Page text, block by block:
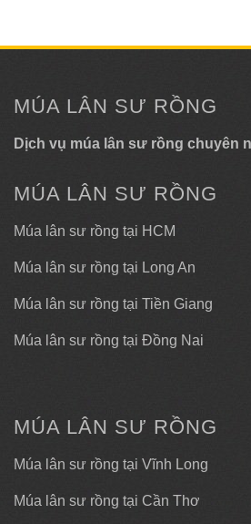
MÚA LÂN SƯ RỒNG
Dịch vụ múa lân sư rồng chuyên
MÚA LÂN SƯ RỒNG
Múa lân sư rồng tại HCM
Múa lân sư rồng tại Long An
Múa lân sư rồng tại Tiền Giang
Múa lân sư rồng tại Đồng Nai
MÚA LÂN SƯ RỒNG
Múa lân sư rồng tại Vĩnh Long
Múa lân sư rồng tại Cần Thơ